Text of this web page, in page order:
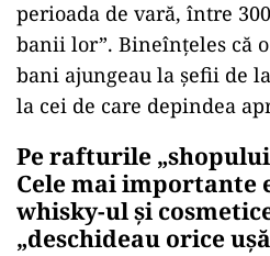
perioada de vară, între
banii lor”. Bineînțeles că
bani ajungeau la șefii de
la cei de care depindea
Pe rafturile
Cele mai importante
whisky-ul și
„deschideau orice